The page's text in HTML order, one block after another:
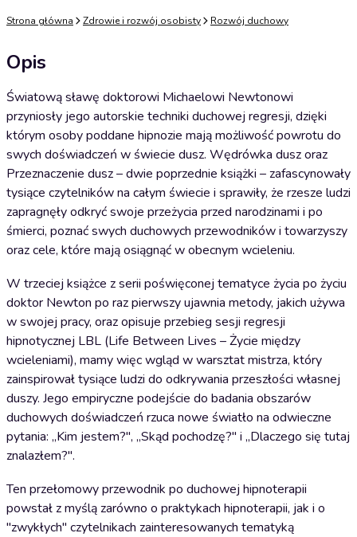
Strona główna Zdrowie i rozwój osobisty Rozwój duchowy
Opis
Światową sławę doktorowi Michaelowi Newtonowi
przyniosły jego autorskie techniki duchowej regresji, dzięki
którym osoby poddane hipnozie mają możliwość powrotu do
swych doświadczeń w świecie dusz. Wędrówka dusz oraz
Przeznaczenie dusz – dwie poprzednie książki – zafascynowały
tysiące czytelników na całym świecie i sprawiły, że rzesze ludzi
zapragnęły odkryć swoje przeżycia przed narodzinami i po
śmierci, poznać swych duchowych przewodników i towarzyszy
oraz cele, które mają osiągnąć w obecnym wcieleniu.
W trzeciej książce z serii poświęconej tematyce życia po życiu
doktor Newton po raz pierwszy ujawnia metody, jakich używa
w swojej pracy, oraz opisuje przebieg sesji regresji
hipnotycznej LBL (Life Between Lives – Życie między
wcieleniami), mamy więc wgląd w warsztat mistrza, który
zainspirował tysiące ludzi do odkrywania przeszłości własnej
duszy. Jego empiryczne podejście do badania obszarów
duchowych doświadczeń rzuca nowe światło na odwieczne
pytania: „Kim jestem?", „Skąd pochodzę?" i „Dlaczego się tutaj
znalazłem?".
Ten przełomowy przewodnik po duchowej hipnoterapii
powstał z myślą zarówno o praktykach hipnoterapii, jak i o
"zwykłych" czytelnikach zainteresowanych tematyką